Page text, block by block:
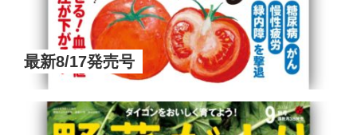
最新8/17発売号